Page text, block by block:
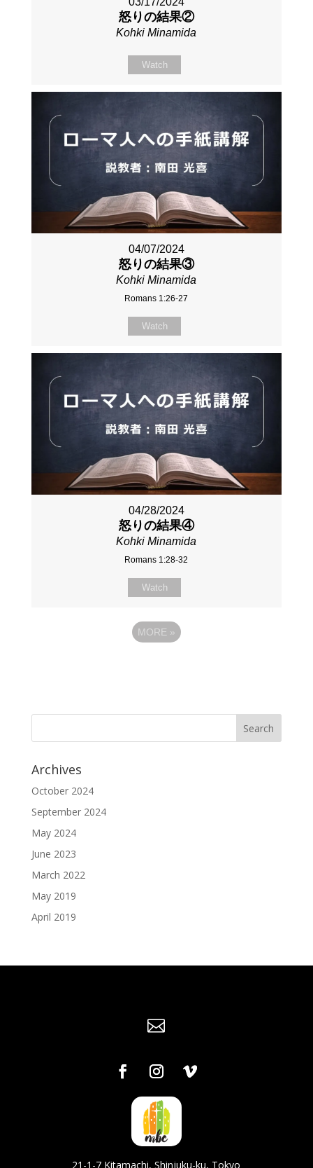
怒りの結果②
Kohki Minamida
Watch
04/07/2024
怒りの結果③
Kohki Minamida
Romans 1:26-27
Watch
04/28/2024
怒りの結果④
Kohki Minamida
Romans 1:28-32
Watch
MORE »
Archives
October 2024
September 2024
May 2024
June 2023
March 2022
May 2019
April 2019

21-1-7 Kitamachi, Shinjuku-ku, Tokyo